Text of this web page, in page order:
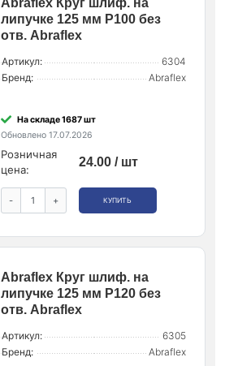
липучке 125 мм P100 без
отв. Abraflex
Артикул:
6304
Бренд:
Abraflex
На складе 1687 шт
Обновлено 17.07.2026
Розничная
цена:
24.00 / шт
- + КУПИТЬ
Abraflex Круг шлиф. на
липучке 125 мм P120 без
отв. Abraflex
Артикул:
6305
Бренд:
Abraflex